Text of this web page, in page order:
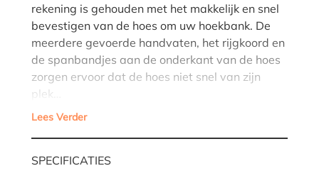
rekening is gehouden met het makkelijk en snel
bevestigen van de hoes om uw hoekbank. De
meerdere gevoerde handvaten, het rijgkoord en
de spanbandjes aan de onderkant van de hoes
zorgen ervoor dat de hoes niet snel van zijn
plek…
Lees Verder
SPECIFICATIES